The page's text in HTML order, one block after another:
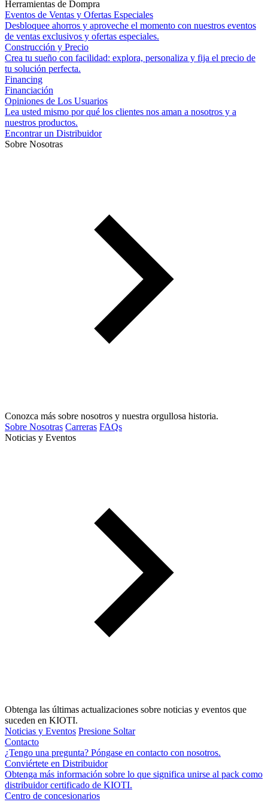
Herramientas de Dompra
Eventos de Ventas y Ofertas Especiales
Desbloquee ahorros y aproveche el momento con nuestros eventos
de ventas exclusivos y ofertas especiales.
Construcción y Precio
Crea tu sueño con facilidad: explora, personaliza y fija el precio de
tu solución perfecta.
Financing
Financiación
Opiniones de Los Usuarios
Lea usted mismo por qué los clientes nos aman a nosotros y a
nuestros productos.
Encontrar un Distribuidor
Sobre Nosotras
Conozca más sobre nosotros y nuestra orgullosa historia.
Sobre Nosotras Carreras FAQs
Noticias y Eventos
Obtenga las últimas actualizaciones sobre noticias y eventos que
suceden en KIOTI.
Noticias y Eventos Presione Soltar
Contacto
¿Tengo una pregunta? Póngase en contacto con nosotros.
Conviértete en Distribuidor
Obtenga más información sobre lo que significa unirse al pack como
distribuidor certificado de KIOTI.
Centro de concesionarios